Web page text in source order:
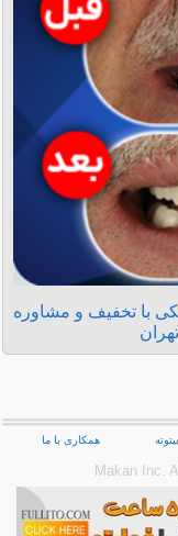
با تخفیف و مشاوره
همکاری با ما
Makan Inc.‎